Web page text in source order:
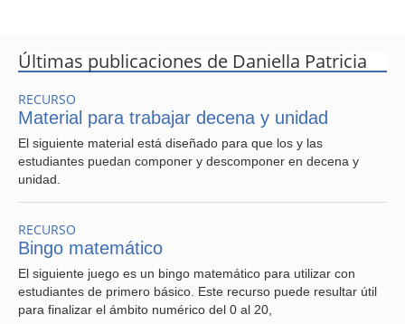
Últimas publicaciones de Daniella Patricia
RECURSO
Material para trabajar decena y unidad
El siguiente material está diseñado para que los y las
estudiantes puedan componer y descomponer en decena y
unidad.
RECURSO
Bingo matemático
El siguiente juego es un bingo matemático para utilizar con
estudiantes de primero básico. Este recurso puede resultar útil
para finalizar el ámbito numérico del 0 al 20,